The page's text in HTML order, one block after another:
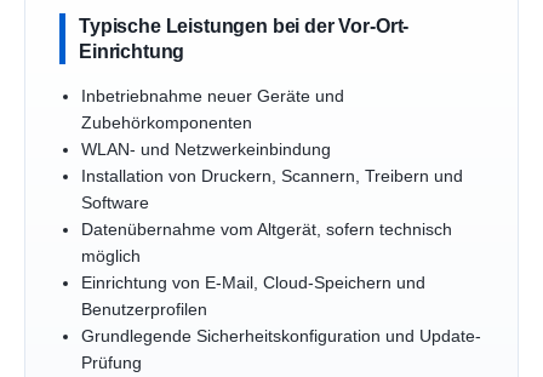
Typische Leistungen bei der Vor-Ort-
Einrichtung
Inbetriebnahme neuer Geräte und
Zubehörkomponenten
WLAN- und Netzwerkeinbindung
Installation von Druckern, Scannern, Treibern und
Software
Datenübernahme vom Altgerät, sofern technisch
möglich
Einrichtung von E-Mail, Cloud-Speichern und
Benutzerprofilen
Grundlegende Sicherheitskonfiguration und Update-
Prüfung